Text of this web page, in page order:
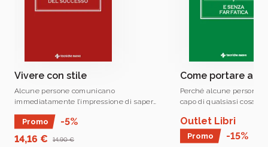
e di chiunque voglia accrescere le proprie
Vivere con stile
Alcune persone comunicano
immediatamente l’impressione di saper
vivere bene.
Promo
-5%
14,16 €
14,90 €
Come portare a
Perché alcune persone
capo di qualsiasi cosa? Documenti
agende pianificate,
tutto così organizzato e
Outlet Libri
Promo
-15%